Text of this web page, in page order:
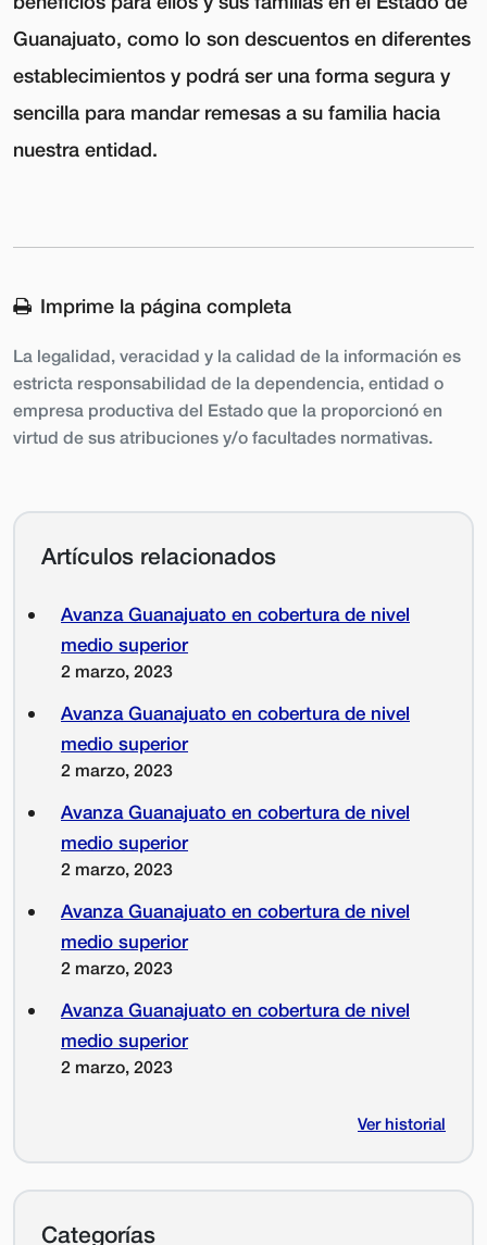
Guanajuato, como lo son descuentos en diferentes
establecimientos y podrá ser una forma segura y
sencilla para mandar remesas a su familia hacia
nuestra entidad.
Imprime la página completa
La legalidad, veracidad y la calidad de la información es
estricta responsabilidad de la dependencia, entidad o
empresa productiva del Estado que la proporcionó en
virtud de sus atribuciones y/o facultades normativas.
Artículos relacionados
Avanza Guanajuato en cobertura de nivel
medio superior
2 marzo, 2023
Avanza Guanajuato en cobertura de nivel
medio superior
2 marzo, 2023
Avanza Guanajuato en cobertura de nivel
medio superior
2 marzo, 2023
Avanza Guanajuato en cobertura de nivel
medio superior
2 marzo, 2023
Avanza Guanajuato en cobertura de nivel
medio superior
2 marzo, 2023
Ver historial
Categorías